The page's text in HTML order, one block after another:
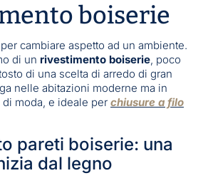
boiserie
cambiare aspetto ad un ambiente.
di un rivestimento boiserie, poco
di una scelta di arredo di gran
nelle abitazioni moderne ma in
di moda, e ideale per chiusure a filo
pareti boiserie: una
dal legno